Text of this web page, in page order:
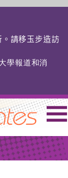
。請移玉步造訪
學報道和消
學術探奇